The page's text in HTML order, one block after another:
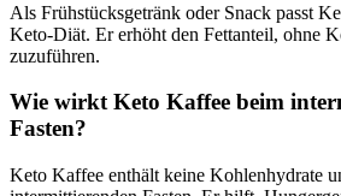
Als Frühstücksgetränk oder Snack passt
Keto-Diät. Er erhöht den Fettanteil, ohne
zuzuführen.
Wie wirkt Keto Kaffee beim
Fasten?
Keto Kaffee enthält keine Kohlenhydrate